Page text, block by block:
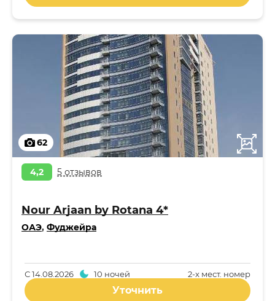
62
4,2 5 отзывов
Nour Arjaan by Rotana 4*
ОАЭ, Фуджейра
2-x мест. номер
С14.08.2026 10 ночей
Уточнить